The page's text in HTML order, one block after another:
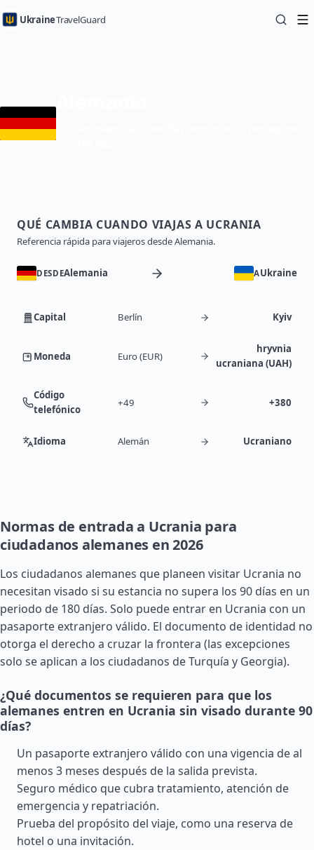
UkraineTravelGuard
QUÉ CAMBIA CUANDO VIAJAS A UCRANIA
Referencia rápida para viajeros desde Alemania.
DESDEAlemania AUkraine
Capital Berlín Kyiv
Moneda Euro (EUR)
hryvnia
ucraniana (UAH)
Código
telefónico
+49 +380
Idioma Alemán Ucraniano
Normas de entrada a Ucrania para
ciudadanos alemanes en 2026
Los ciudadanos alemanes que planeen visitar Ucrania no
necesitan visado si su estancia no supera los 90 días en un
periodo de 180 días. Solo puede entrar en Ucrania con un
pasaporte extranjero válido. El documento de identidad no
otorga el derecho a cruzar la frontera (las excepciones
solo se aplican a los ciudadanos deTurquía y Georgia).
¿Qué documentos se requieren para que los
alemanes entren en Ucrania sin visado durante 90
días?
Un pasaporte extranjero válido con una vigencia de al
menos 3 meses después de la salida prevista.
Seguro médico que cubra tratamiento, atención de
emergencia y repatriación.
Prueba del propósito del viaje, como una reserva de
hotel o una invitación.